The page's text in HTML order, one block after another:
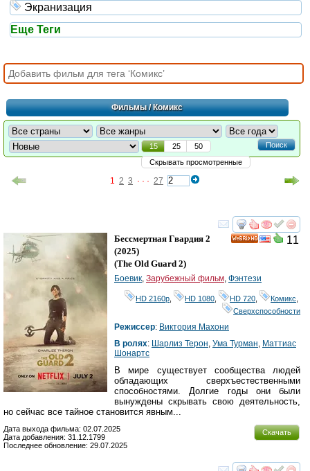
Экранизация
Еще Теги
Фильмы/ Комикс
Поиск
15 25
50
Скрывать просмотренные
1 2 3 · · · 27
смотреть
11
Бессмертная Гвардия 2
(2025)
(The Old Guard 2)
Боевик, Зарубежный фильм, Фэнтези
HD 2160р HD 1080 HD 720 Комикс
Сверхспособности
Режиссер: Виктория Махони
В ролях: Шарлиз Терон, Ума Турман, Маттиас
Шонартс
В мире существует сообщества людей
обладающих сверхъестественными
способностями. Долгие годы они были
вынуждены скрывать свою деятельность,
но сейчас все тайное становится явным...
Скачать
Дата выхода фильма: 02.07.2025
Дата добавления: 31.12.1799
Последнее обновление: 29.07.2025